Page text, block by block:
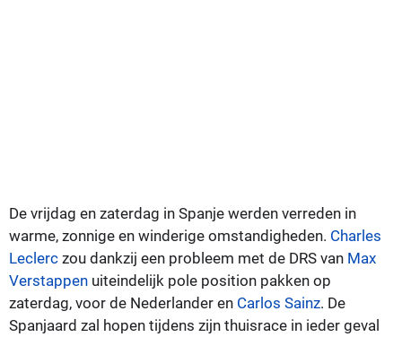
De vrijdag en zaterdag in Spanje werden verreden in
warme, zonnige en winderige omstandigheden. Charles
Leclerc zou dankzij een probleem met de DRS van Max
Verstappen uiteindelijk pole position pakken op
zaterdag, voor de Nederlander en Carlos Sainz. De
Spanjaard zal hopen tijdens zijn thuisrace in ieder geval